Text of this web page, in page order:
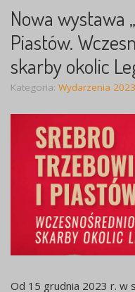
Nowa wystawa
Piastów.
skarby okolic
Kategoria: Wydarzenia 2023
Od 15 grudnia 2023 r. w